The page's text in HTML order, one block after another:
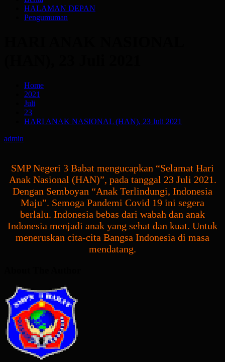
HALAMAN DEPAN
Pengumuman
Home
2021
Juli
23
HARI ANAK NASIONAL (HAN), 23 Juli 2021
admin
SMP Negeri 3 Babat mengucapkan “Selamat Hari
Anak Nasional (HAN)”, pada tanggal 23 Juli 2021.
Dengan Semboyan “Anak Terlindungi, Indonesia
Maju”. Semoga Pandemi Covid 19 ini segera
berlalu. Indonesia bebas dari wabah dan anak
Indonesia menjadi anak yang sehat dan kuat. Untuk
meneruskan cita-cita Bangsa Indonesia di masa
mendatang.